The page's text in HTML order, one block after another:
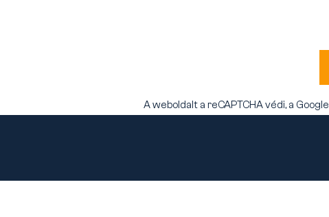
A weboldalt a reCAPTCHA védi, a Google